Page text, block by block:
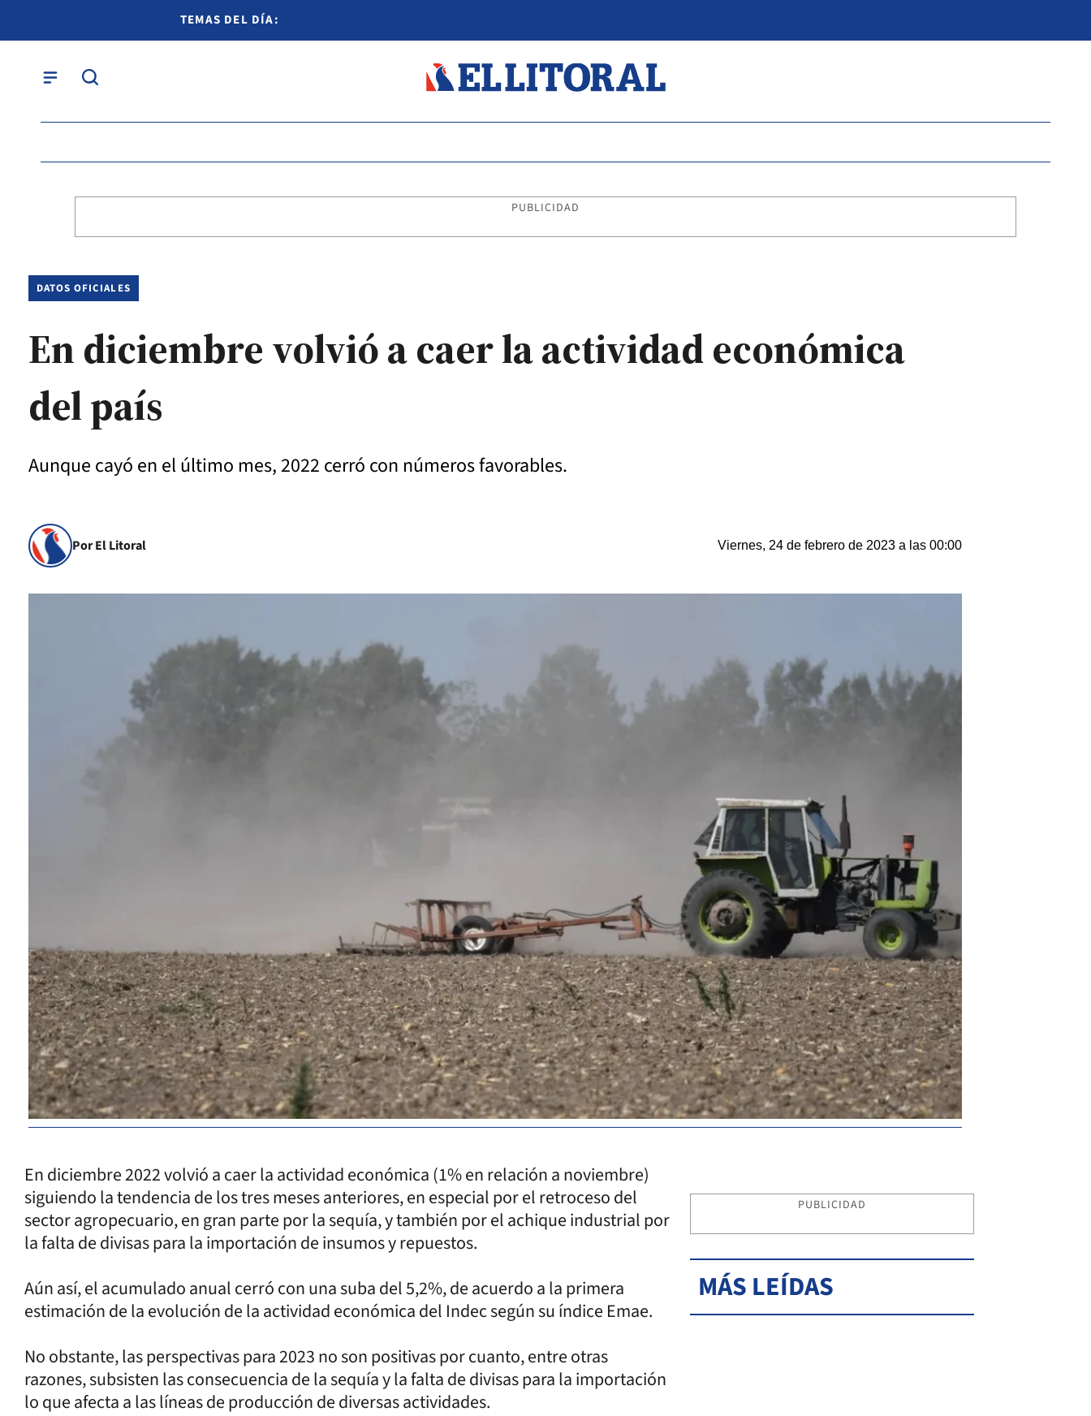
TEMAS DEL DÍA:
PUBLICIDAD
DATOS OFICIALES
En diciembre volvió a caer la actividad económica
del país
Aunque cayó en el último mes, 2022 cerró con números favorables.
Por El Litoral Viernes, 24 de febrero de 2023 a las 00:00
En diciembre 2022 volvió a caer la actividad económica (1% en relación a noviembre)
siguiendo la tendencia de los tres meses anteriores, en especial por el retroceso del
sector agropecuario, en gran parte por la sequía, y también por el achique industrial por
la falta de divisas para la importación de insumos y repuestos.
Aún así, el acumulado anual cerró con una suba del 5,2%, de acuerdo a la primera
estimación de la evolución de la actividad económica del Indec según su índice Emae.
No obstante, las perspectivas para 2023 no son positivas por cuanto, entre otras
razones, subsisten las consecuencia de la sequía y la falta de divisas para la importación
lo que afecta a las líneas de producción de diversas actividades.
PUBLICIDAD
MÁS LEÍDAS